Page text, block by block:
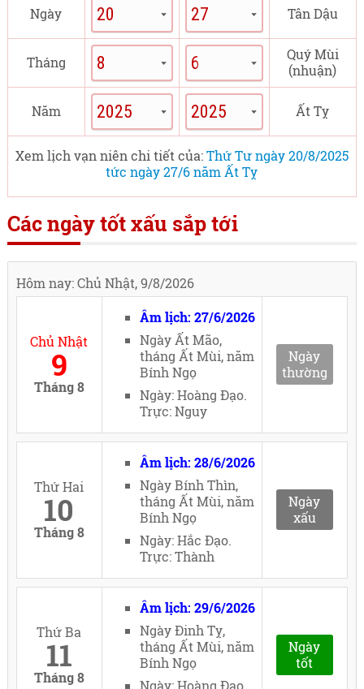
Ngày Tân Dậu
Tháng
Quý Mùi
(nhuận)
Năm Ất Tỵ
Xem lịch vạn niên chi tiết của:Thứ Tư ngày 20/8/2025
tức ngày 27/6 năm Ất Tỵ
Các ngày tốt xấu sắp tới
Hôm nay: Chủ Nhật, 9/8/2026
Chủ Nhật
9
Tháng 8
Âm lịch: 27/6/2026
Ngày Ất Mão,
tháng Ất Mùi, năm
Bính Ngọ
Ngày: Hoàng Đạo.
Trực: Nguy
Ngày
thường
Thứ Hai
10
Tháng 8
Âm lịch: 28/6/2026
Ngày Bính Thìn,
tháng Ất Mùi, năm
Bính Ngọ
Ngày: Hắc Đạo.
Trực: Thành
Ngày
xấu
Thứ Ba
11
Tháng 8
Âm lịch: 29/6/2026
Ngày Đinh Tỵ,
tháng Ất Mùi, năm
Bính Ngọ
Ngày: Hoàng Đạo.
Ngày
tốt